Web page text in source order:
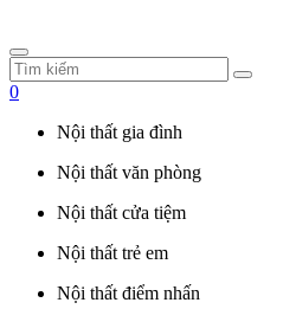
0
Nội thất gia đình
Nội thất văn phòng
Nội thất cửa tiệm
Nội thất trẻ em
Nội thất điểm nhấn